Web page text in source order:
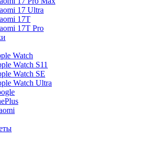
17 Ultra
17T
17T Pro
Watch
Watch S11
Watch SE
Watch Ultra